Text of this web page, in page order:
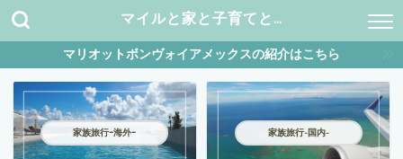
マイルと家と子育てと…
マリオットボンヴォイアメックスの紹介はこちら
家族旅行ｰ海外ｰ 家族旅行-国内-